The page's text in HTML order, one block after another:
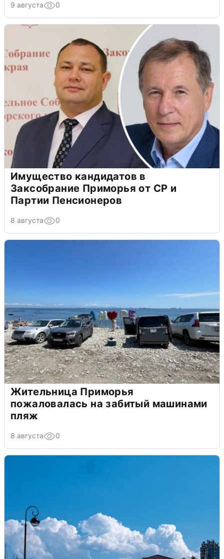
9 августа 0
Имущество кандидатов в
Заксобрание Приморья от СР и
Партии Пенсионеров
8 августа 0
Жительница Приморья
пожаловалась на забитый машинами
пляж
8 августа 0